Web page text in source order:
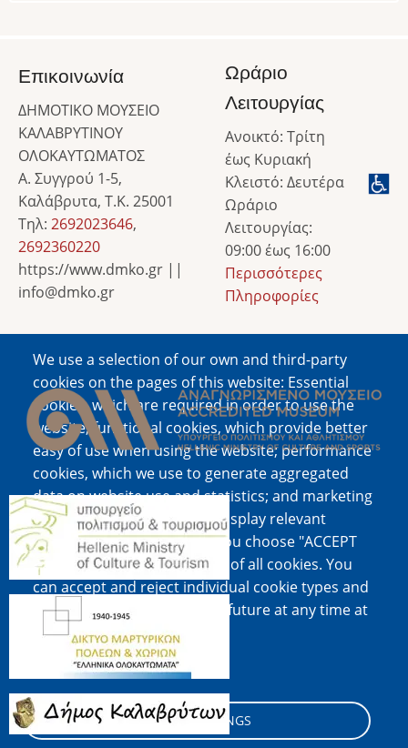
We use a selection of our own and third-party
cookies on the pages of this website: Essential
cookies, which are required in order to use the
website; functional cookies, which provide better
easy of use when using the website; performance
cookies, which we use to generate aggregated
data on website use and statistics; and marketing
cookies, which are used to display relevant
content and advertising. If you choose "ACCEPT
ALL", you consent to the use of all cookies. You
can accept and reject individual cookie types and
revoke your consent for the future at any time at
"Settings".
Cookie documentation
COOKIE SETTINGS
Επικοινωνία
ΔΗΜΟΤΙΚΟ ΜΟΥΣΕΙΟ
ΚΑΛΑΒΡΥΤΙΝΟΥ
ΟΛΟΚΑΥΤΩΜΑΤΟΣ
Α. Συγγρού 1-5,
Καλάβρυτα, Τ.Κ. 25001
Τηλ: 2692023646,
2692360220
https://www.dmko.gr ||
info@dmko.gr
Ωράριο
Λειτουργίας
Ανοικτό: Τρίτη
έως Κυριακή
Κλειστό: Δευτέρα
Ωράριο
Λειτουργίας:
09:00 έως 16:00
Περισσότερες
Πληροφορίες
Image
Image
Image
Image